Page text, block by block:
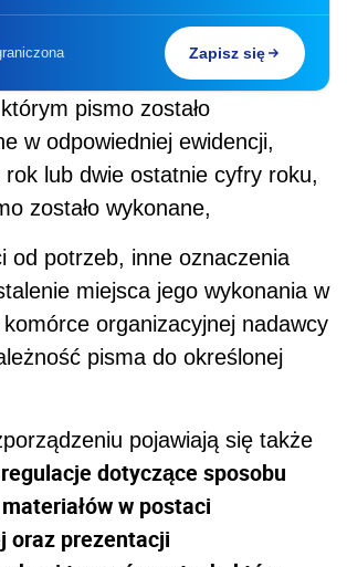
Zapisz się
pismo zostało
w odpowiedniej ewidencji,
rok lub dwie ostatnie cyfry roku,
zostało wykonane,
od potrzeb, inne oznaczenia
miejsca jego wykonania w
organizacyjnej nadawcy
pisma do określonej
pojawiają się także
dotyczące sposobu
w postaci
oraz prezentacji